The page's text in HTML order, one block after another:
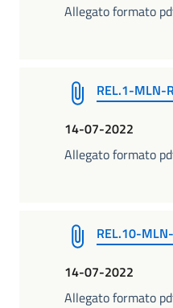
Allegato formato
REL.1-MLN-
14-07-2022
Allegato formato
REL.10-
14-07-2022
Allegato formato